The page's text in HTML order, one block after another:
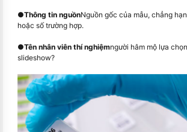
●Thông tin nguồnNguồn gốc của mẫu, chẳng
hoặc số trường hợp.
●Tên nhân viên thí nghiệmngười hâm mộ lựa
slideshow?